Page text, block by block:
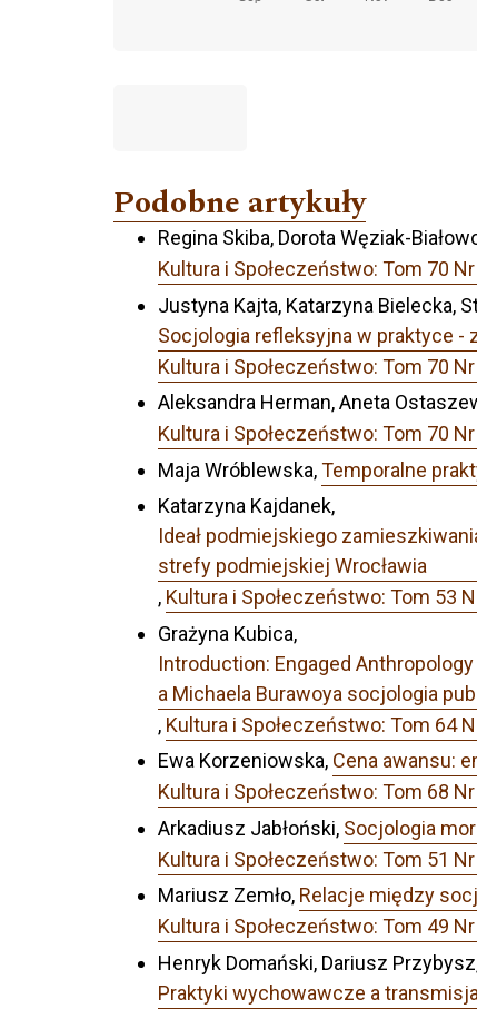
Podobne artykuły
Regina Skiba, Dorota Węziak-
Kultura i Społeczeństwo: Tom 70
Justyna Kajta, Katarzyna Bielecka,
Socjologia refleksyjna w praktyce -
Kultura i Społeczeństwo: Tom 70
Aleksandra Herman, Aneta
Kultura i Społeczeństwo: Tom 70
Maja Wróblewska,Temporalne
Katarzyna Kajdanek,
Ideał podmiejskiego
strefy podmiejskiej Wrocławia
, Kultura i Społeczeństwo: Tom 53
Grażyna Kubica,
Introduction: Engaged
a Michaela Burawoya socjologia
, Kultura i Społeczeństwo: Tom 64
Ewa Korzeniowska, Cena awansu:
Kultura i Społeczeństwo: Tom 68
Arkadiusz Jabłoński, Socjologia
Kultura i Społeczeństwo: Tom 51
Mariusz Zemło, Relacje między
Kultura i Społeczeństwo: Tom 49
Henryk Domański, Dariusz
Praktyki wychowawcze a